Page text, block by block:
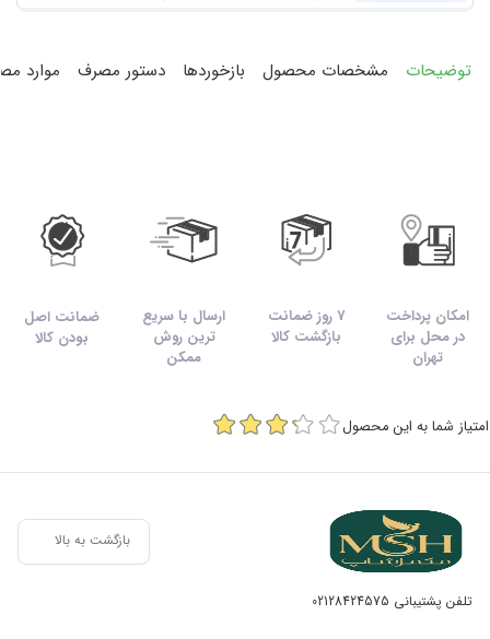
توضیحات مشخصات محصول بازخوردها دستور مصرف موارد
امکان پرداخت
در محل برای
تهران
7 روز ضمانت
بازگشت کالا
ارسال با سریع
ترین روش
ممکن
ضمانت اصل
بودن کالا
امتیاز شما به این محصول
بازگشت به بالا
تلفن پشتیبانی 02128424575